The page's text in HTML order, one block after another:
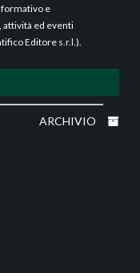
e
attività ed eventi
Editore s.r.l.).
ARCHIVIO